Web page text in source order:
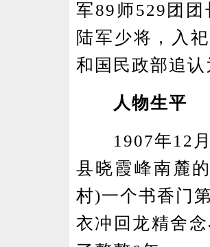
军89师529团
陆军少将，入
和国民政部追认
人物生平
1907年12月
县晓霞峰南麓
村)一个书香门
衣冲回龙精舍